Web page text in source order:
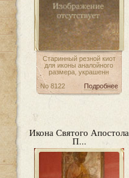
Старинный резной киот
для иконы аналойного
размера, украшенн
Подробнее
No 8122
Икона Святого Апостола
П...